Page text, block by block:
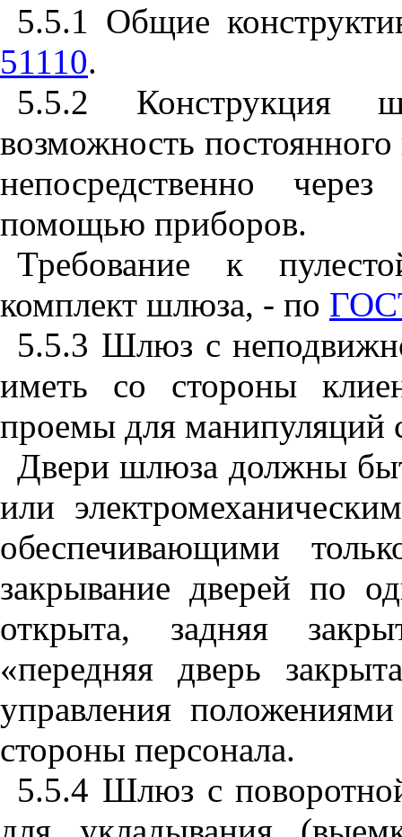
5.5.1 Общие
51110.
5.5.2 Конструкция
возможность
непосредственно
помощью приборов.
Требование к
комплект шлюза, - по
5.5.3 Шлюз с
иметь со стороны
проемы для манипуляций
Двери шлюза должны
или
обеспечивающими
закрывание дверей по
открыта, задняя
«передняя дверь
управления
стороны персонала.
5.5.4 Шлюз с